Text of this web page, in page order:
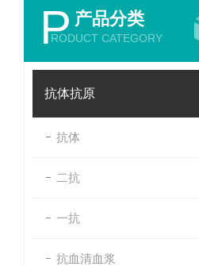
P 产品分类
RODUCT CATEGORY
抗体抗原
抗体
二抗
一抗
抗血清血浆